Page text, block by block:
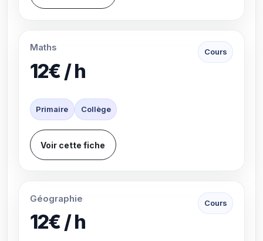
Maths
12€ / h
Cours
Primaire Collège
Voir cette fiche
Géographie
12€ / h
Cours